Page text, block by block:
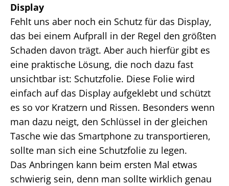
Display
Fehlt uns aber noch ein Schutz für das Display,
das bei einem Aufprall in der Regel den größten
Schaden davon trägt. Aber auch hierfür gibt es
eine praktische Lösung, die noch dazu fast
unsichtbar ist: Schutzfolie. Diese Folie wird
einfach auf das Display aufgeklebt und schützt
es so vor Kratzern und Rissen. Besonders wenn
man dazu neigt, den Schlüssel in der gleichen
Tasche wie das Smartphone zu transportieren,
sollte man sich eine Schutzfolie zu legen.
Das Anbringen kann beim ersten Mal etwas
schwierig sein, denn man sollte wirklich genau